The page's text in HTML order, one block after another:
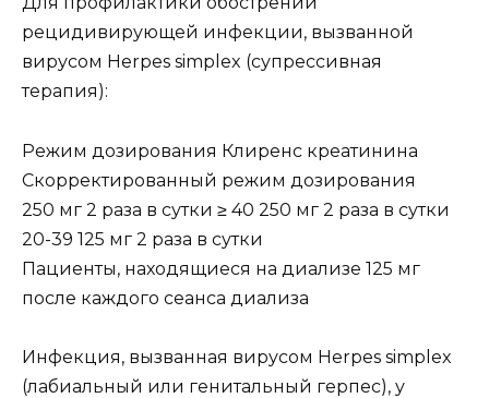
рецидивирующей инфекции, вызванной
вирусом Herpes simplex (супрессивная
терапия):
Режим дозирования Клиренс креатинина
Скорректированный режим дозирования
250 мг 2 раза в сутки ≥ 40 250 мг 2 раза в сутки
20-39 125 мг 2 раза в сутки
Пациенты, находящиеся на диализе 125 мг
после каждого сеанса диализа
Инфекция, вызванная вирусом Herpes simplex
(лабиальный или генитальный герпес), у